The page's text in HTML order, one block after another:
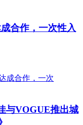
合作，一次性入
与VOGUE推出城